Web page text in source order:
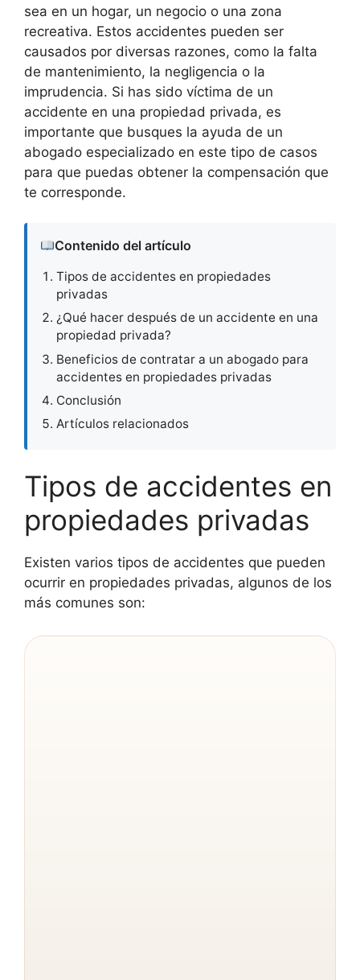
sea en un hogar, un negocio o una zona
recreativa. Estos accidentes pueden ser
causados por diversas razones, como la falta
de mantenimiento, la negligencia o la
imprudencia. Si has sido víctima de un
accidente en una propiedad privada, es
importante que busques la ayuda de un
abogado especializado en este tipo de casos
para que puedas obtener la compensación que
te corresponde.
Contenido del artículo
Tipos de accidentes en propiedades
privadas
¿Qué hacer después de un accidente en una
propiedad privada?
Beneficios de contratar a un abogado para
accidentes en propiedades privadas
Conclusión
Artículos relacionados
Tipos de accidentes en
propiedades privadas
Existen varios tipos de accidentes que pueden
ocurrir en propiedades privadas, algunos de los
más comunes son: